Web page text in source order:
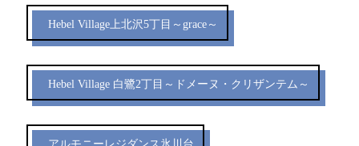
Hebel Village上北沢5丁目～grace～
Hebel Village 白鷺2丁目～ドメーヌ・クリザンテム～